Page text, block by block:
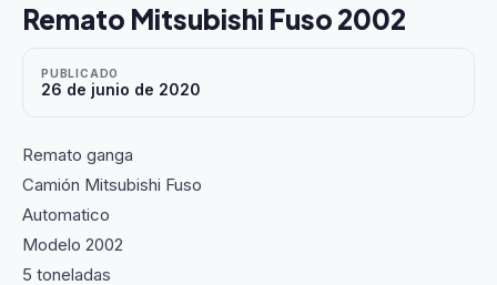
Remato Mitsubishi Fuso 2002
PUBLICADO
26 de junio de 2020
Remato ganga
Camión Mitsubishi Fuso
Automatico
Modelo 2002
5 toneladas